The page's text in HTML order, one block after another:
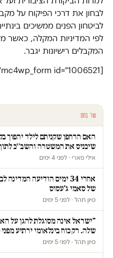
לבחון את דרכי הפיקוח על
לביטחון הפנים ממשיכים
לפי המדיניות המקלה, כאשר
המקבלים רישיונות יגבר.
[mc4wp_form id="1006521"]
עוד בחם
האם הרחפן שקניתם לילד יהפוך
שיכניס את המשטרה והשב״כ
אילי פארי · לפני 4 ימים
אחרי 34 ימים הודיעה
של סאמי ג'עסוס
סיון תהל · לפני 5 ימים
"ישראל אינה מסוגלת להגן על
שלה. רק כוח בינלאומי ירתיע
סיון תהל · לפני 5 ימים